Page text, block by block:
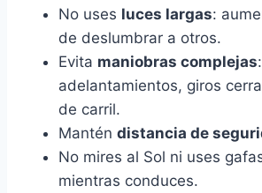
No uses luces largas:
de deslumbrar a otros.
Evita maniobras complejas:
adelantamientos, giros
de carril.
Mantén distancia de
No mires al Sol ni uses
mientras conduces.